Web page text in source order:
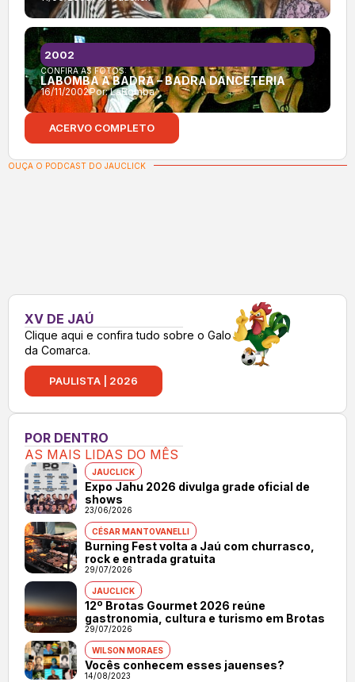
CONFIRA AS FOTOS:
LABOMBA A BADRA – BADRA DANCETERIA
16/11/2002Por:LaBomba
2002
ACERVO COMPLETO
OUÇA O PODCAST DO JAUCLICK
XV DE JAÚ
Clique aqui e confira tudo sobre o Galo
da Comarca.
PAULISTA | 2026
POR DENTRO
AS MAIS LIDAS DO MÊS
JAUCLICK
Expo Jahu 2026 divulga grade oficial de
shows
23/06/2026
CÉSAR MANTOVANELLI
Burning Fest volta a Jaú com churrasco,
rock e entrada gratuita
29/07/2026
JAUCLICK
12º Brotas Gourmet 2026 reúne
gastronomia, cultura e turismo em Brotas
29/07/2026
WILSON MORAES
Vocês conhecem esses jauenses?
14/08/2023